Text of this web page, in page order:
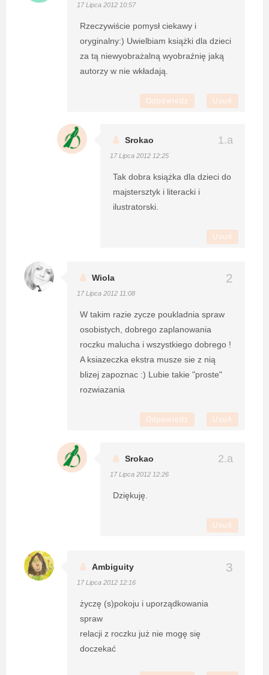
17 Lipca 2012 10:57
Rzeczywiście pomysł ciekawy i
oryginalny:) Uwielbiam książki dla dzieci
za tą niewyobrażalną wyobraźnię jaką
autorzy w nie wkładają.
Odpowiedz Usuń
Srokao
17 Lipca 2012 12:25
Tak dobra książka dla dzieci do
majstersztyk i literacki i
ilustratorski.
Usuń
Wiola
17 Lipca 2012 11:08
W takim razie zycze poukladnia spraw
osobistych, dobrego zaplanowania
roczku malucha i wszystkiego dobrego !
A ksiazeczka ekstra musze sie z nią
blizej zapoznac :) Lubie takie "proste"
rozwiazania
Odpowiedz Usuń
Srokao
17 Lipca 2012 12:26
Dziękuję.
Usuń
Ambiguity
17 Lipca 2012 12:16
życzę (s)pokoju i uporządkowania
spraw
relacji z roczku już nie mogę się
doczekać